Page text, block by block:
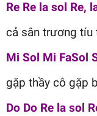
Re Re la sol Re,
cả sân trương tíu
Mi Sol Mi FaSol
gặp thầy cô gặp
Do Do Re la sol